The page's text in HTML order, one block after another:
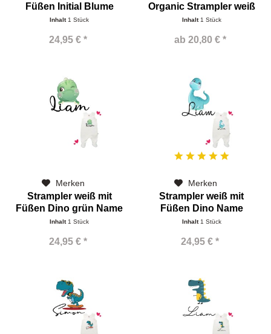
Füßen Initial Blume
Inhalt 1 Stück
24,95 € *
Organic Strampler weiß
ohne...
Inhalt 1 Stück
ab 20,80 € *
Merken
Strampler weiß mit
Füßen Dino grün Name
Inhalt 1 Stück
24,95 € *
Merken
Strampler weiß mit
Füßen Dino Name
Inhalt 1 Stück
24,95 € *